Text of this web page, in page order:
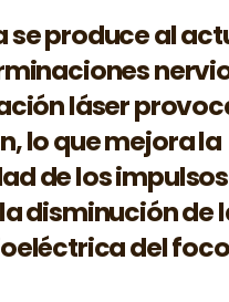
se produce al
láser
lo que mejora la
de los impulsos
disminución de
del foco